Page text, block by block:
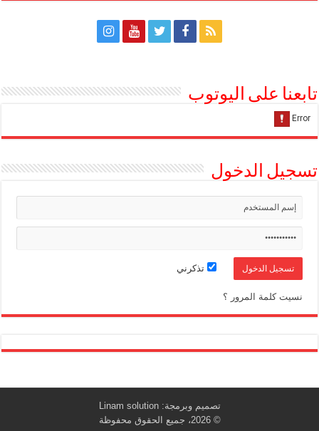
تابعنا على اليوتوب
تسجيل الدخول
تذكرني
نسيت كلمة المرور ؟
تصميم وبرمجة:Linam solution
© 2026، جميع الحقوق محفوظة